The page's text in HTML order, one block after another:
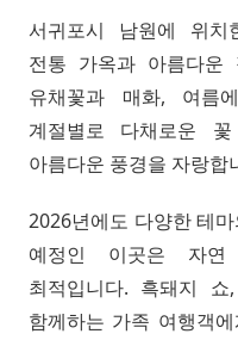
서귀포시 남원에 위치
전통 가옥과 아름다운
유채꽃과 매화, 여름
계절별로 다채로운
아름다운 풍경을 자랑합
2026년에도 다양한 테
예정인 이곳은 자연
최적입니다. 흑돼지
함께하는 가족 여행객